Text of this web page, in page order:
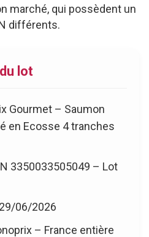
marché, qui possèdent un
différents.
lot
Gourmet – Saumon
en Ecosse 4 tranches
3350033505049 – Lot
29/06/2026
– France entière